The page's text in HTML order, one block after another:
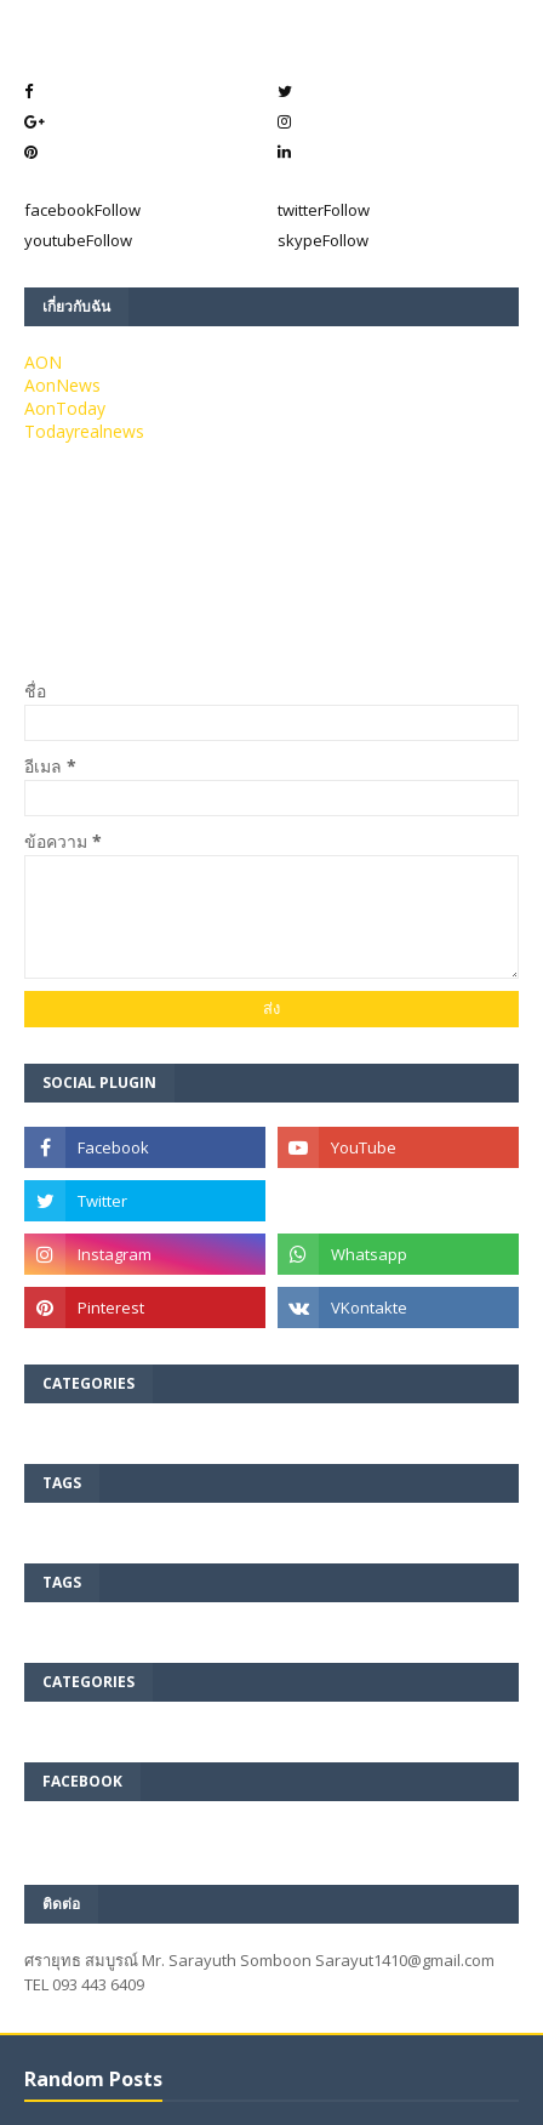
facebookFollow twitterFollow
youtubeFollow skypeFollow
เกี่ยวกับฉัน
AON
AonNews
AonToday
Todayrealnews
ชื่อ
อีเมล *
ข้อความ *
SOCIAL PLUGIN
CATEGORIES
TAGS
TAGS
CATEGORIES
FACEBOOK
ติดต่อ
ศรายุทธ สมบูรณ์ Mr. Sarayuth Somboon Sarayut1410@gmail.com
TEL 093 443 6409
Random Posts